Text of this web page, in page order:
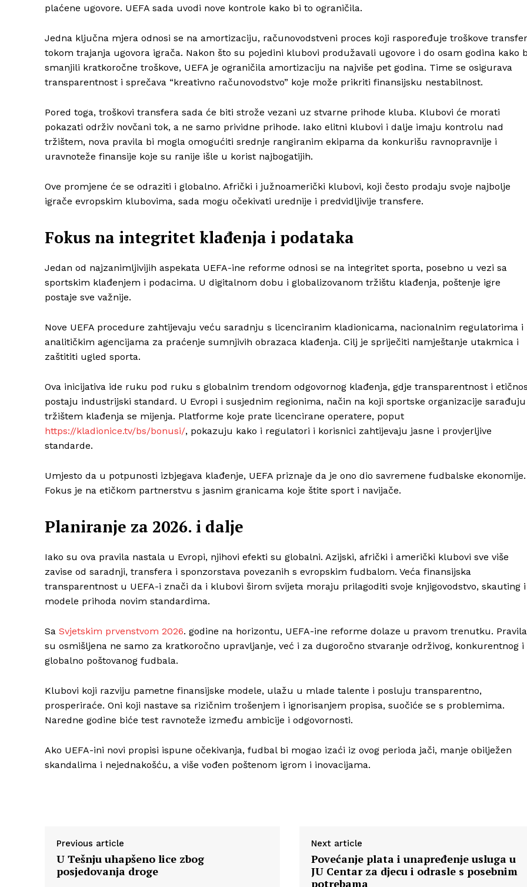
plaćene ugovore. UEFA sada uvodi nove kontrole kako bi to ograničila.
Jedna ključna mjera odnosi se na amortizaciju, računovodstveni proces koji raspoređuje troškove
tokom trajanja ugovora igrača. Nakon što su pojedini klubovi produžavali ugovore i do osam godina kako
smanjili kratkoročne troškove, UEFA je ograničila amortizaciju na najviše pet godina. Time se osigurava
transparentnost i sprečava “kreativno računovodstvo” koje može prikriti finansijsku nestabilnost.
Pored toga, troškovi transfera sada će biti strože vezani uz stvarne prihode kluba. Klubovi će morati
pokazati održiv novčani tok, a ne samo prividne prihode. Iako elitni klubovi i dalje imaju kontrolu nad
tržištem, nova pravila bi mogla omogućiti srednje rangiranim ekipama da konkurišu ravnopravnije i
uravnoteže finansije koje su ranije išle u korist najbogatijih.
Ove promjene će se odraziti i globalno. Afrički i južnoamerički klubovi, koji često prodaju svoje najbolje
igrače evropskim klubovima, sada mogu očekivati urednije i predvidljivije transfere.
Fokus na integritet klađenja i podataka
Jedan od najzanimljivijih aspekata UEFA-ine reforme odnosi se na integritet sporta, posebno u vezi sa
sportskim klađenjem i podacima. U digitalnom dobu i globalizovanom tržištu klađenja, poštenje igre
postaje sve važnije.
Nove UEFA procedure zahtijevaju veću saradnju s licenciranim kladionicama, nacionalnim regulatorima i
analitičkim agencijama za praćenje sumnjivih obrazaca klađenja. Cilj je spriječiti namještanje utakmica i
zaštititi ugled sporta.
Ova inicijativa ide ruku pod ruku s globalnim trendom odgovornog klađenja, gdje transparentnost i
postaju industrijski standard. U Evropi i susjednim regionima, način na koji sportske organizacije
tržištem klađenja se mijenja. Platforme koje prate licencirane operatere, poput
https://kladionice.tv/bs/bonusi/, pokazuju kako i regulatori i korisnici zahtijevaju jasne i provjerljive
standarde.
Umjesto da u potpunosti izbjegava klađenje, UEFA priznaje da je ono dio savremene fudbalske ekonomije.
Fokus je na etičkom partnerstvu s jasnim granicama koje štite sport i navijače.
Planiranje za 2026. i dalje
Iako su ova pravila nastala u Evropi, njihovi efekti su globalni. Azijski, afrički i američki klubovi sve više
zavise od saradnji, transfera i sponzorstava povezanih s evropskim fudbalom. Veća finansijska
transparentnost u UEFA-i znači da i klubovi širom svijeta moraju prilagoditi svoje knjigovodstvo, skauting i
modele prihoda novim standardima.
Sa Svjetskim prvenstvom 2026. godine na horizontu, UEFA-ine reforme dolaze u pravom trenutku. Pravila
su osmišljena ne samo za kratkoročno upravljanje, već i za dugoročno stvaranje održivog, konkurentnog i
globalno poštovanog fudbala.
Klubovi koji razviju pametne finansijske modele, ulažu u mlade talente i posluju transparentno,
prosperiraće. Oni koji nastave sa rizičnim trošenjem i ignorisanjem propisa, suočiće se s problemima.
Naredne godine biće test ravnoteže između ambicije i odgovornosti.
Ako UEFA-ini novi propisi ispune očekivanja, fudbal bi mogao izaći iz ovog perioda jači, manje obilježen
skandalima i nejednakošću, a više vođen poštenom igrom i inovacijama.
Previous article
U Tešnju uhapšeno lice zbog
posjedovanja droge
Next article
Povećanje plata i unapređenje usluga u
JU Centar za djecu i odrasle s posebnim
potrebama